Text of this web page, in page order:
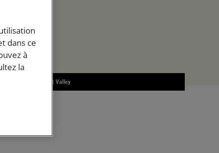
Norbert Valley
dans ce
à
la